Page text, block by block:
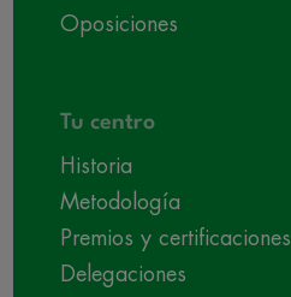
Oposiciones
Tu centro
Historia
Metodología
Premios y certificaciones
Delegaciones